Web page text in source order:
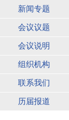
新闻专题
会议议题
会议说明
组织机构
联系我们
历届报道